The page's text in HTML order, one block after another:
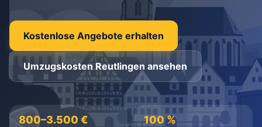
Kostenlose Beratung
+49 1579 2639409
kostenlos·unverbindlich·100% kostenlos
Kostenlose Angebote erhalten
Umzugskosten Reutlingen ansehen
800–3.500 € 100 %